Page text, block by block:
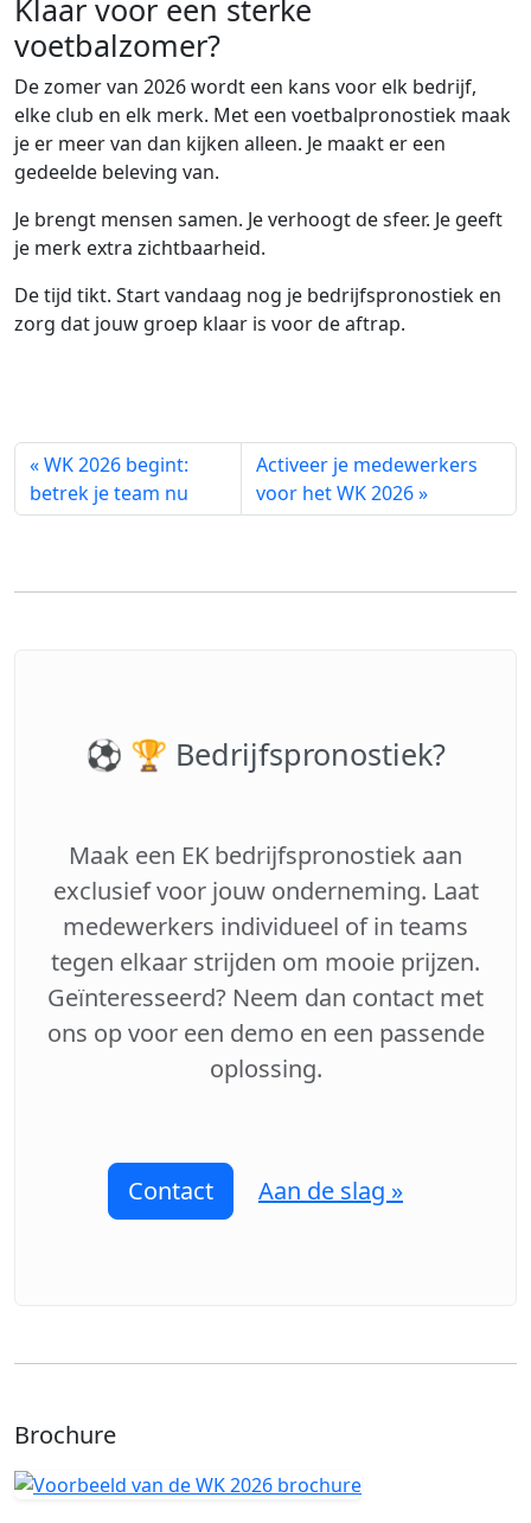
Klaar voor een sterke
voetbalzomer?
De zomer van 2026 wordt een kans voor elk bedrijf,
elke club en elk merk. Met een voetbalpronostiek maak
je er meer van dan kijken alleen. Je maakt er een
gedeelde beleving van.
Je brengt mensen samen. Je verhoogt de sfeer. Je geeft
je merk extra zichtbaarheid.
De tijd tikt. Start vandaag nog je bedrijfspronostiek en
zorg dat jouw groep klaar is voor de aftrap.
« WK 2026 begint:
betrek je team nu
Activeer je medewerkers
voor het WK 2026 »
⚽️ 🏆 Bedrijfspronostiek?
Maak een EK bedrijfspronostiek aan
exclusief voor jouw onderneming. Laat
medewerkers individueel of in teams
tegen elkaar strijden om mooie prijzen.
Geïnteresseerd? Neem dan contact met
ons op voor een demo en een passende
oplossing.
Contact Aan de slag »
Brochure